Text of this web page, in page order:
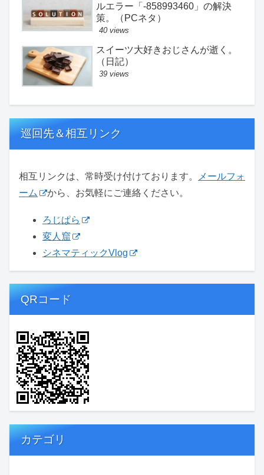
ルエラー「-858993460」の解決
策。（PCネタ）
40 views
スイーツ大好きおじさんが逝く。
（日記）
39 views
巡回先＆相互リンク
相互リンクは、常時受け付けております。
メールフォ
ーム
から、お気軽にご連絡ください。
ろじぱら
変人窟
シネマティックVlog
QRコード
カテゴリ